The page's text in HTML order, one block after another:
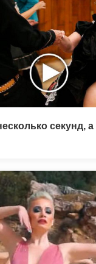
секунд,